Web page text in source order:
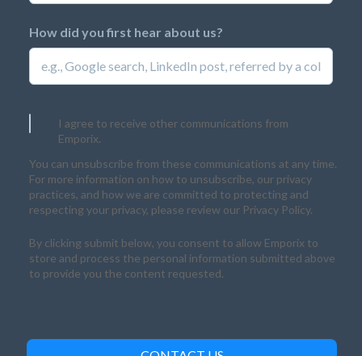
How did you first hear about us?
I agree to receive other communications from
Emporix.
You can unsubscribe from these communications at any time.
For more information on how to unsubscribe, our privacy
practices, and how we are committed to protecting and
respecting your privacy, please review our Privacy Policy.
By clicking submit below, you consent to allow Emporix to
store and process the personal information submitted above
to provide you the content requested.